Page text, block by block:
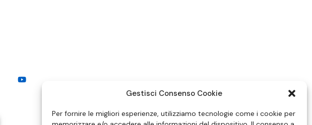
Gestisci Consenso Cookie
Per fornire le migliori esperienze, utilizziamo tecnologie come i cookie per